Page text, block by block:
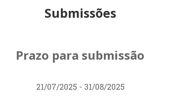
Submissões
Prazo para submissão
21/07/2025 - 31/08/2025